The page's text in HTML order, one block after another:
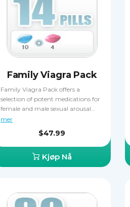
Family Viagra Pack
Family Viagra Pack offers a
selection of potent medications for
female and male sexual arousal
disorder, such as 10 pills of Generic
Lovegra 100 mg. All the pills in the
pack treat FSAD by increasing
lubrication and enhancing
sensitivity to sexual stimulation.
mer
$47.99
Kjøp Nå